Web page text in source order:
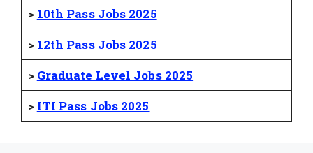
> 10th Pass Jobs 2025
> 12th Pass Jobs 2025
> Graduate Level Jobs 2025
> ITI Pass Jobs 2025